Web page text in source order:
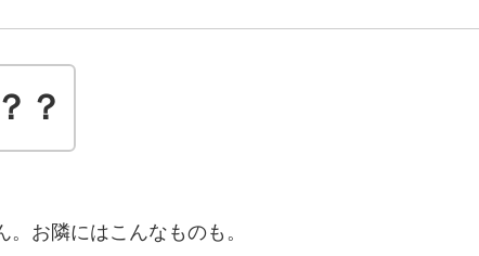
？
お隣にはこんなものも。